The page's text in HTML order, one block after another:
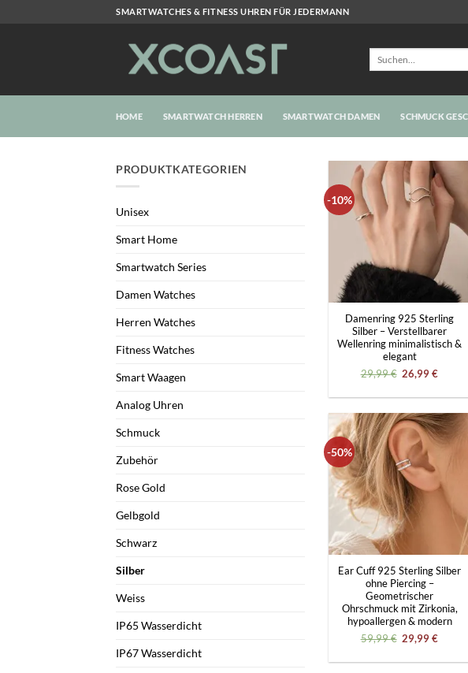
SMARTWATCHES & FITNESS UHREN FÜR JEDERMANN
Suchen
HOME SMARTWATCH HERREN SMARTWATCH DAMEN SCHMUCK
PRODUKTKATEGORIEN
Unisex
Smart Home
Smartwatch Series
Damen Watches
Herren Watches
Fitness Watches
Smart Waagen
Analog Uhren
Schmuck
Zubehör
Rose Gold
Gelbgold
Schwarz
Silber
Weiss
IP65 Wasserdicht
IP67 Wasserdicht
-10%
+
Damenring 925 Sterling
Silber – Verstellbarer
Wellenring minimalistisch &
elegant
29,99€ Ursprünglicher
Preis
29,99 €
26,99€
26,99
-50%
+
Ear Cuff 925 Sterling Silber
ohne Piercing –
Geometrischer
Ohrschmuck mit Zirkonia,
hypoallergen & modern
59,99€ Ursprünglicher
Preis
59,99 €
29,99€
29,99